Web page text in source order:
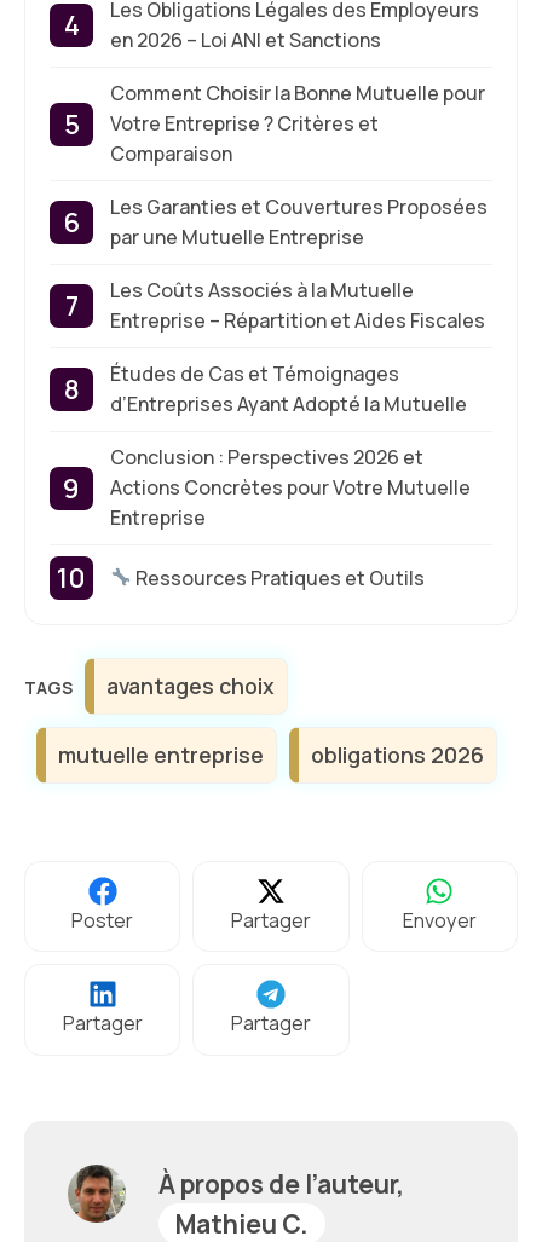
Les Obligations Légales des Employeurs
en 2026 – Loi ANI et Sanctions
Comment Choisir la Bonne Mutuelle pour
Votre Entreprise ? Critères et
Comparaison
Les Garanties et Couvertures Proposées
par une Mutuelle Entreprise
Les Coûts Associés à la Mutuelle
Entreprise – Répartition et Aides Fiscales
Études de Cas et Témoignages
d’Entreprises Ayant Adopté la Mutuelle
Conclusion : Perspectives 2026 et
Actions Concrètes pour Votre Mutuelle
Entreprise
Ressources Pratiques et Outils
Étiquettes
avantages choix
mutuelle entreprise obligations 2026
Poster Partager Envoyer
Partager Partager
À propos de l’auteur,
Mathieu C.